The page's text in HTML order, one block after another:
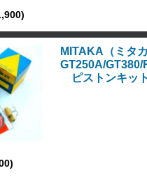
MITAKA（ミタ
GT250A/GT380/
ピストンキット